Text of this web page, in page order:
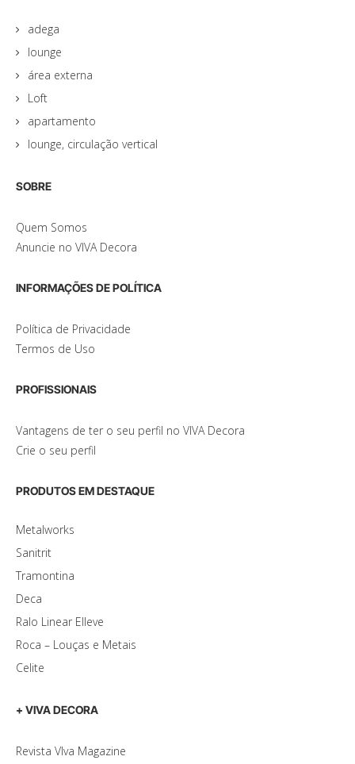
adega
lounge
área externa
Loft
apartamento
lounge, circulação vertical
SOBRE
Quem Somos
Anuncie no VIVA Decora
INFORMAÇÕES DE POLÍTICA
Política de Privacidade
Termos de Uso
PROFISSIONAIS
Vantagens de ter o seu perfil no VIVA Decora
Crie o seu perfil
PRODUTOS EM DESTAQUE
Metalworks
Sanitrit
Tramontina
Deca
Ralo Linear Elleve
Roca – Louças e Metais
Celite
+ VIVA DECORA
Revista VIva Magazine